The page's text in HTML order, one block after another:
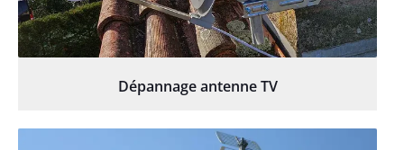
Dépannage antenne TV